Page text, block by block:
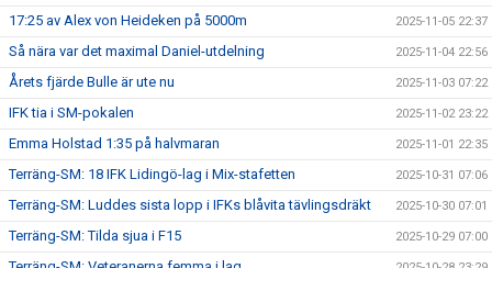
17:25 av Alex von Heideken på 5000m 2025-11-05 22:37
Så nära var det maximal Daniel-utdelning 2025-11-04 22:56
Årets fjärde Bulle är ute nu 2025-11-03 07:22
IFK tia i SM-pokalen 2025-11-02 23:22
Emma Holstad 1:35 på halvmaran 2025-11-01 22:35
Terräng-SM: 18 IFK Lidingö-lag i Mix-stafetten 2025-10-31 07:06
Terräng-SM: Luddes sista lopp i IFKs blåvita tävlingsdräkt 2025-10-30 07:01
Terräng-SM: Tilda sjua i F15 2025-10-29 07:00
Terräng-SM: Veteranerna femma i lag 2025-10-28 23:29